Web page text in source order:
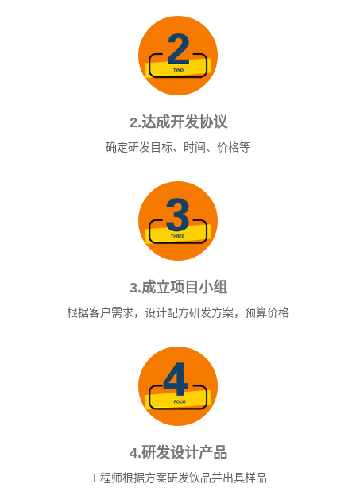
2.达成开发协议
确定研发目标、时间、价格等
3.成立项目小组
根据客户需求，设计配方研发方案，预算价格
4.研发设计产品
工程师根据方案研发饮品并出具样品